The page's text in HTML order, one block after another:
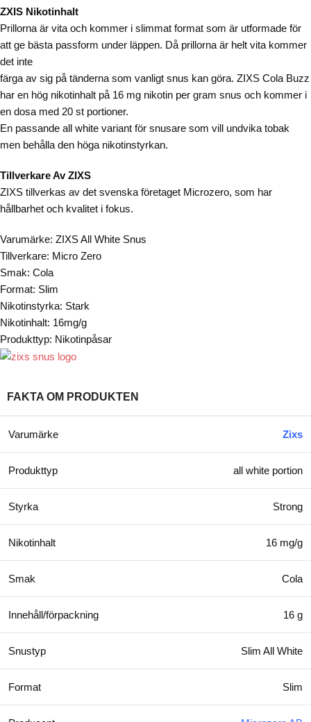
ZXIS Nikotinhalt
Prillorna är vita och kommer i slimmat format som är utformade för
att ge bästa passform under läppen. Då prillorna är helt vita kommer
det inte
färga av sig på tänderna som vanligt snus kan göra. ZIXS Cola Buzz
har en hög nikotinhalt på 16 mg nikotin per gram snus och kommer i
en dosa med 20 st portioner.
En passande all white variant för snusare som vill undvika tobak
men behålla den höga nikotinstyrkan.
Tillverkare Av ZIXS
ZIXS tillverkas av det svenska företaget Microzero, som har
hållbarhet och kvalitet i fokus.
Varumärke: ZIXS All White Snus
Tillverkare: Micro Zero
Smak: Cola
Format: Slim
Nikotinstyrka: Stark
Nikotinhalt: 16mg/g
Produkttyp: Nikotinpåsar
FAKTA OM PRODUKTEN
Varumärke Zixs
Produkttyp all white portion
Styrka Strong
Nikotinhalt 16 mg/g
Smak Cola
Innehåll/förpackning 16 g
Snustyp Slim All White
Format Slim